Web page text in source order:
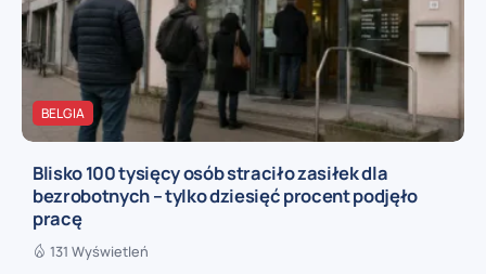
BELGIA
Blisko 100 tysięcy osób straciło zasiłek dla
bezrobotnych – tylko dziesięć procent podjęło
pracę
131 Wyświetleń